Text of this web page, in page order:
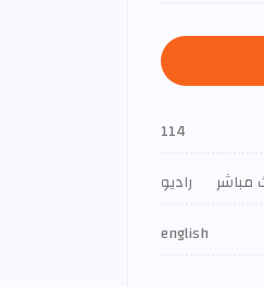
114
مباشر
راديو
english